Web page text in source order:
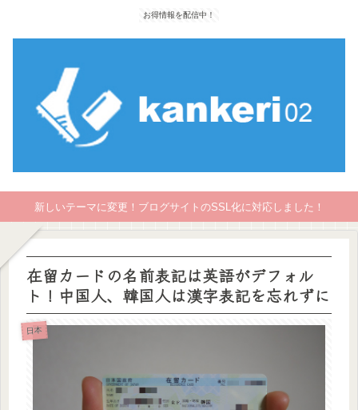
お得情報を配信中！
新しいテーマに変更！ブログサイトのSSL化に対応しました！
在留カードの名前表記は英語がデフォル
ト！中国人、韓国人は漢字表記を忘れずに
日本